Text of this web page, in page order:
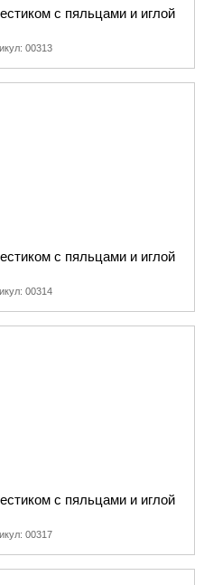
с пяльцами и иглой
00313
с пяльцами и иглой
00314
с пяльцами и иглой
00317